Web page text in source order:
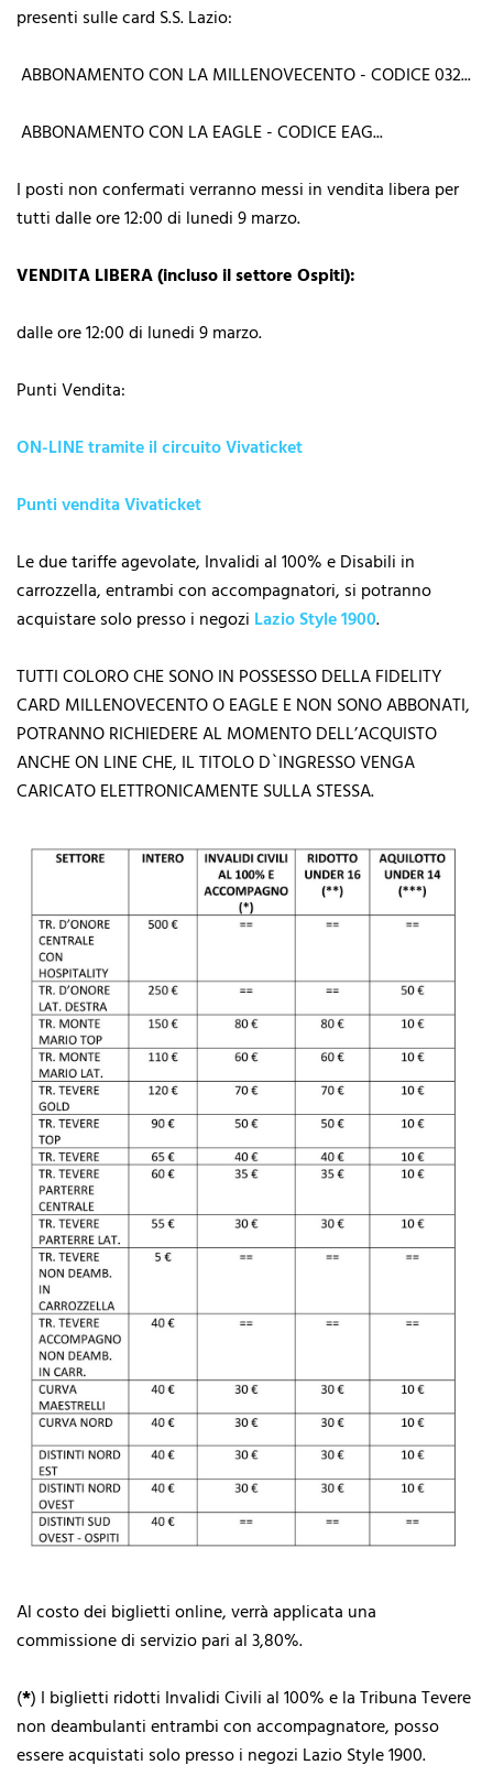
presenti sulle card S.S. Lazio:
ABBONAMENTO CON LA MILLENOVECENTO - CODICE 032...
ABBONAMENTO CON LA EAGLE - CODICE EAG...
I posti non confermati verranno messi in vendita libera per
tutti dalle ore 12:00 di lunedi 9 marzo.
VENDITA LIBERA (incluso il settore Ospiti):
dalle ore 12:00 di lunedi 9 marzo.
Punti Vendita:
ON-LINE tramite il circuito Vivaticket
Punti vendita Vivaticket
Le due tariffe agevolate, Invalidi al 100% e Disabili in
carrozzella, entrambi con accompagnatori, si potranno
acquistare solo presso i negozi Lazio Style 1900.
TUTTI COLORO CHE SONO IN POSSESSO DELLA FIDELITY
CARD MILLENOVECENTO O EAGLE E NON SONO ABBONATI,
POTRANNO RICHIEDERE AL MOMENTO DELL’ACQUISTO
ANCHE ON LINE CHE, IL TITOLO D`INGRESSO VENGA
CARICATO ELETTRONICAMENTE SULLA STESSA.
Al costo dei biglietti online, verrà applicata una
commissione di servizio pari al 3,80%.
(*) I biglietti ridotti Invalidi Civili al 100% e la Tribuna Tevere
non deambulanti entrambi con accompagnatore, posso
essere acquistati solo presso i negozi Lazio Style 1900.